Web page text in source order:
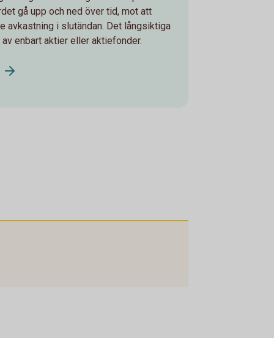
gå upp och ned över tid, mot att
avkastning i slutändan. Det långsiktiga
enbart aktier eller aktiefonder.